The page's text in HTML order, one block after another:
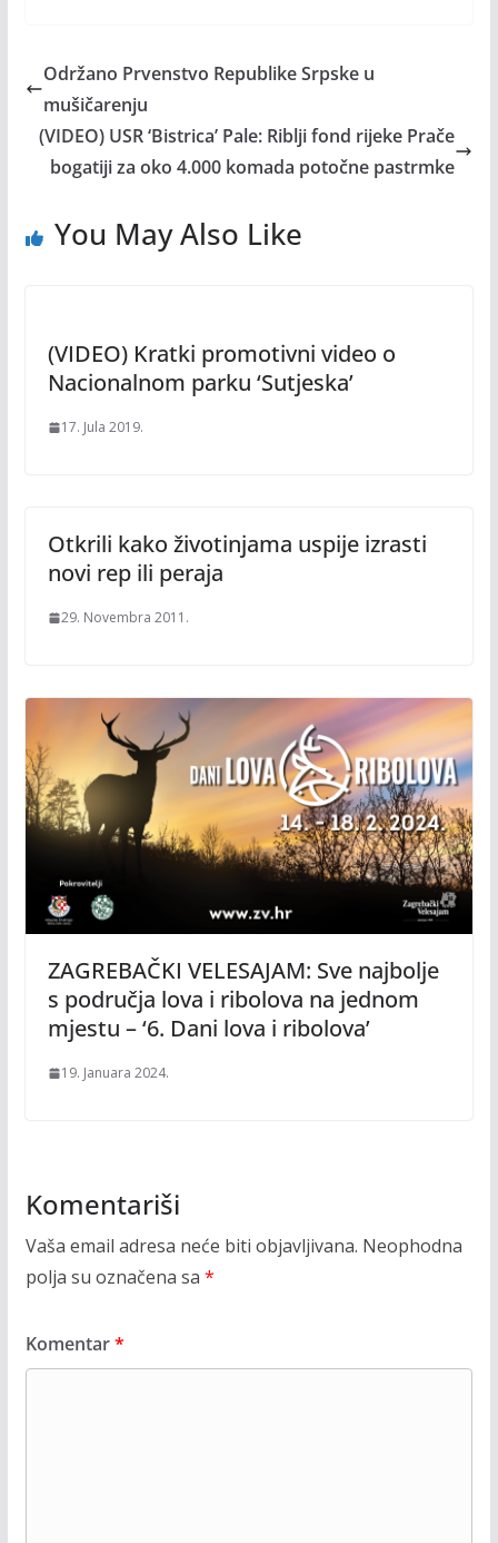
Održano Prvenstvo Republike Srpske u
mušičarenju
(VIDEO) USR ‘Bistrica’ Pale: Riblji fond rijeke Prače
bogatiji za oko 4.000 komada potočne pastrmke
You May Also Like
(VIDEO) Kratki promotivni video o
Nacionalnom parku ‘Sutjeska’
17. Jula 2019.
Otkrili kako životinjama uspije izrasti
novi rep ili peraja
29. Novembra 2011.
ZAGREBAČKI VELESAJAM: Sve najbolje
s područja lova i ribolova na jednom
mjestu – ‘6. Dani lova i ribolova’
19. Januara 2024.
Komentariši
Vaša email adresa neće biti objavljivana. Neophodna
polja su označena sa *
Komentar*